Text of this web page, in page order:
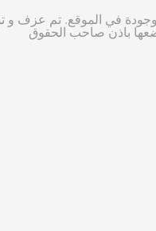
في الموقع. تم عزف و
باذن صاحب الحقوق